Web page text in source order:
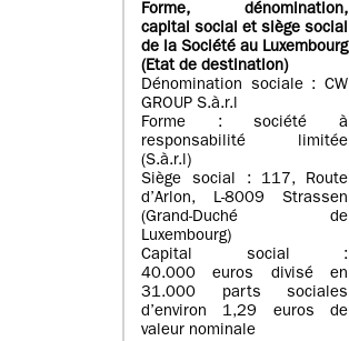
Forme, dénomination,
capital social et siège social
de la Société au Luxembourg
(Etat de destination)
Dénomination sociale : CW
GROUP S.à.r.l
Forme : société à
responsabilité limitée
(S.à.r.l)
Siège social : 117, Route
d’Arlon, L-8009 Strassen
(Grand-Duché de
Luxembourg)
Capital social :
40.000 euros divisé en
31.000 parts sociales
d’environ 1,29 euros de
valeur nominale